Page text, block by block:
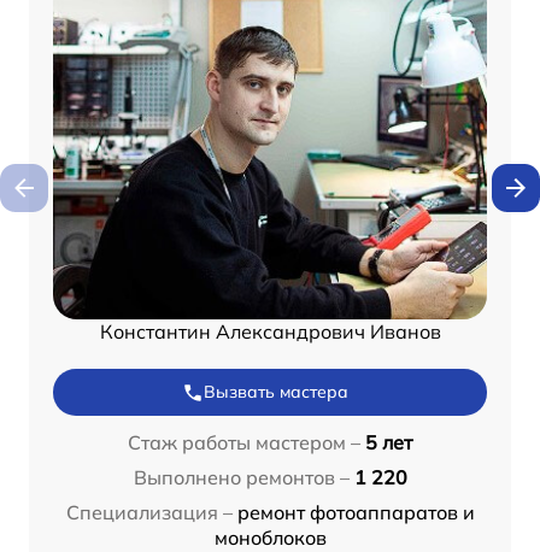
Константин Александрович Иванов
Вызвать мастера
Стаж работы мастером – 5 лет
Выполнено ремонтов – 1 220
Специализация – ремонт фотоаппаратов и
моноблоков